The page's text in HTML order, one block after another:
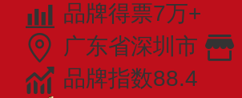
品牌得票7万+
广东省深圳市
品牌指数88.4